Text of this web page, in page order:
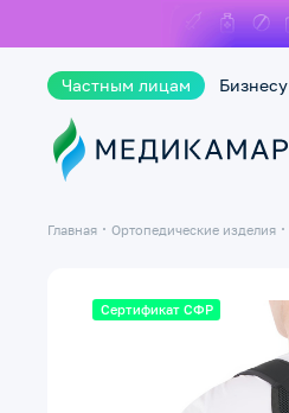
Частным лицам Бизнесу
Главная Ортопедические изделия
Сертификат СФР